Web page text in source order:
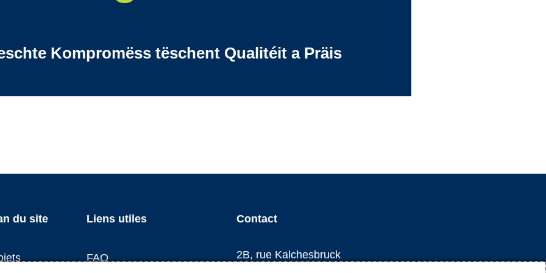
Kompromëss tëschent Qualitéit a Präis
du site Liens utiles
FAQ
Contact
2B, rue Kalchesbruck